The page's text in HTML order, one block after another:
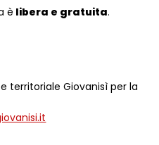
è libera e gratuita.
territoriale Giovanisì per la